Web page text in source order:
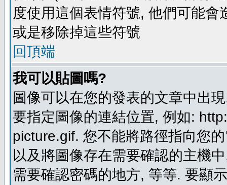
度使用這個表情符號, 他們可能
或是移除掉這些符號
回頂端
我可以貼圖嗎?
圖像可以在您的發表的文章中出
要指定圖像的連結位置, 例如:
picture.gif. 您不能將路徑指向您
以及將圖像存在需要確認的主機
需要確認密碼的地方, 等等. 要顯